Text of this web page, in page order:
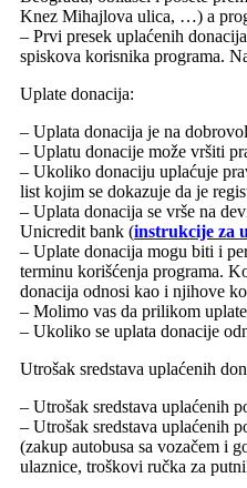
Knez Mihajlova ulica, …) a
– Prvi presek uplaćenih
spiskova korisnika programa.
Uplate donacija:
– Uplata donacija je na
– Uplatu donacije može vršiti
– Ukoliko donaciju uplaćuje
list kojim se dokazuje da je
– Uplata donacija se vrše na
Unicredit bank (instrukcije za
– Uplate donacija mogu biti i
terminu korišćenja programa.
donacija odnosi kao i njihove
– Molimo vas da prilikom
– Ukoliko se uplata donacije
Utrošak sredstava uplaćenih
– Utrošak sredstava uplaćenih
– Utrošak sredstava uplaćenih
(zakup autobusa sa vozačem i
ulaznice, troškovi ručka za